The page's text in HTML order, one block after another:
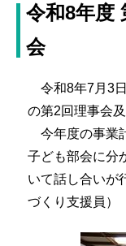
令和8年度
会
令和8年7月3
の第2回理事会
今年度の事業
子ども部会に分
いて話し合いが
づくり支援員）